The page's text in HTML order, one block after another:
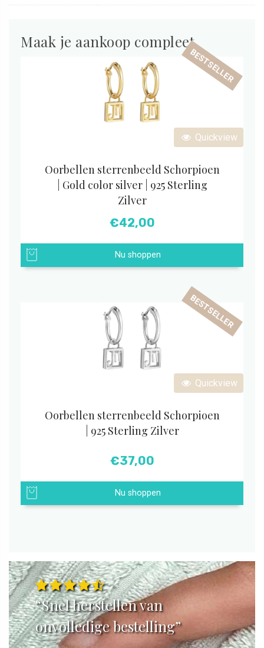
Maak je aankoop compleet
Quickview
BESTSELLER
Oorbellen sterrenbeeld Schorpioen
| Gold color silver | 925 Sterling
Zilver
€42,00
Nu shoppen
Quickview
BESTSELLER
Oorbellen sterrenbeeld Schorpioen
| 925 Sterling Zilver
€37,00
Nu shoppen
“Snel herstellen van
onvolledige bestelling”